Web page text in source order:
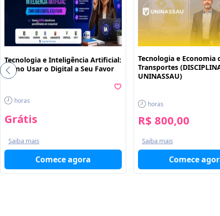
Tecnologia e Inteligência Artificial:
Como Usar o Digital a Seu Favor
horas
Grátis
Saiba mais
Comece agora
Tecnologia e Economia
Transportes
UNINASSAU)
horas
R$ 800,00
Saiba mais
Comece